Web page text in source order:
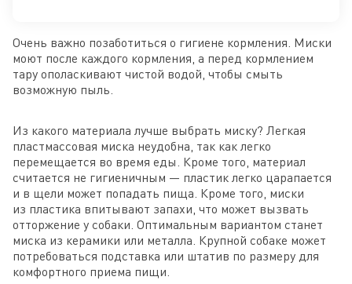
Очень важно позаботиться о гигиене кормления. Миски
моют после каждого кормления, а перед кормлением
тару ополаскивают чистой водой, чтобы смыть
возможную пыль.
Из какого материала лучше выбрать миску? Легкая
пластмассовая миска неудобна, так как легко
перемещается во время еды. Кроме того, материал
считается не гигиеничным — пластик легко царапается
и в щели может попадать пища. Кроме того, миски
из пластика впитывают запахи, что может вызвать
отторжение у собаки. Оптимальным вариантом станет
миска из керамики или металла. Крупной собаке может
потребоваться подставка или штатив по размеру для
комфортного приема пищи.